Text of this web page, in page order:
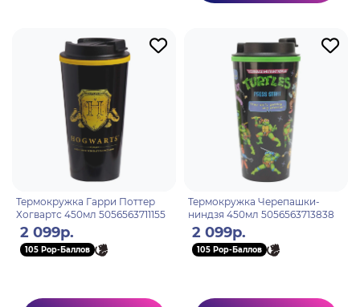
Термокружка Гарри Поттер
Хогвартс 450мл 5056563711155
2 099р.
105 Pop-Баллов
Термокружка Черепашки-
ниндзя 450мл 5056563713838
2 099р.
105 Pop-Баллов